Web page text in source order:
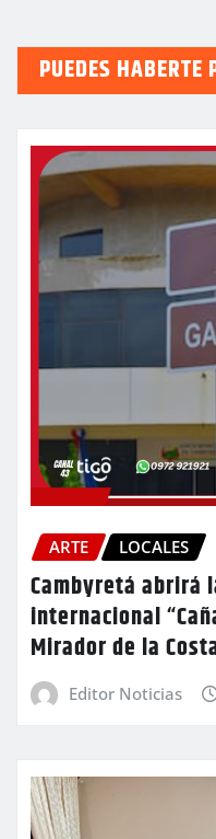
PUEDES HABERTE
ARTE LOCALES
Cambyretá abrirá
internacional
Mirador de la
Editor Noticias